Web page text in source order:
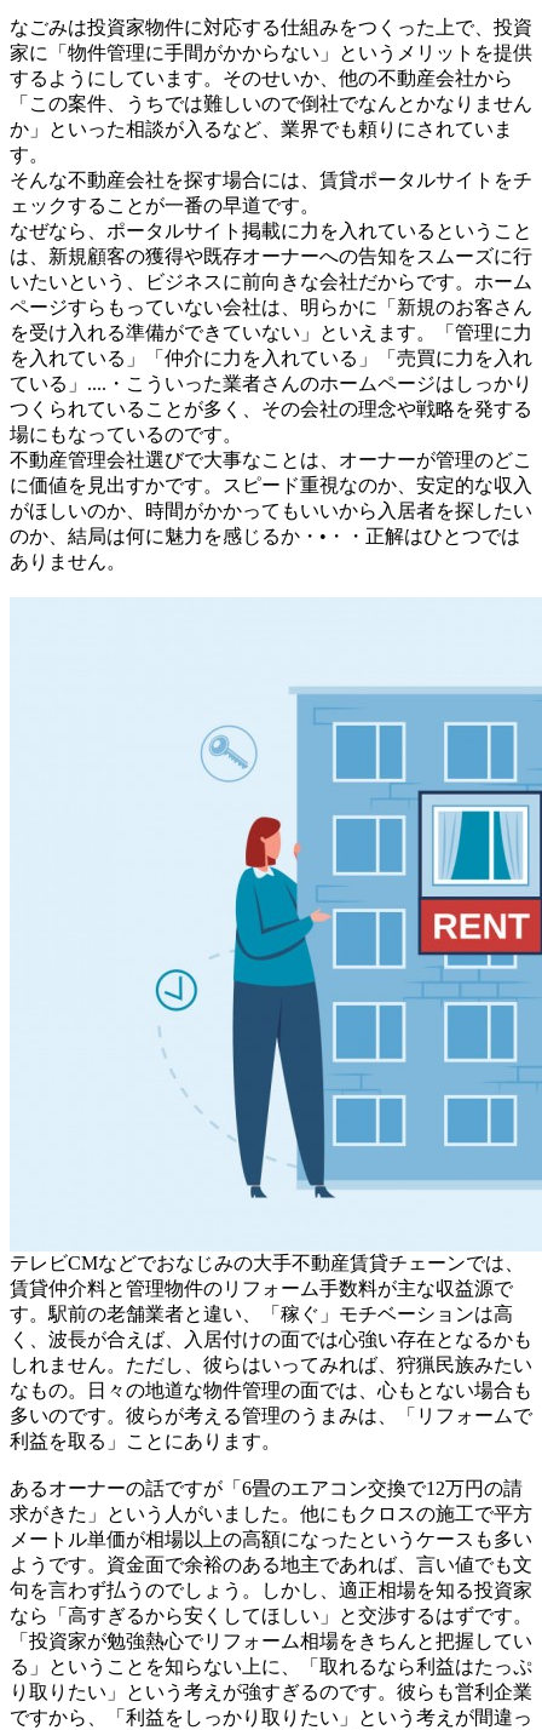
なごみは投資家物件に対応する仕組みをつくった上で、投資
家に「物件管理に手間がかからない」というメリットを提供
するようにしています。そのせいか、他の不動産会社から
「この案件、うちでは難しいので倒社でなんとかなりません
か」といった相談が入るなど、業界でも頼りにされていま
す。
そんな不動産会社を探す場合には、賃貸ポータルサイトをチ
ェックすることが一番の早道です。
なぜなら、ポータルサイト掲載に力を入れているということ
は、新規顧客の獲得や既存オーナーへの告知をスムーズに行
いたいという、ビジネスに前向きな会社だからです。ホーム
ページすらもっていない会社は、明らかに「新規のお客さん
を受け入れる準備ができていない」といえます。「管理に力
を入れている」「仲介に力を入れている」「売買に力を入れ
ている」....・こういった業者さんのホームページはしっかり
つくられていることが多く、その会社の理念や戦略を発する
場にもなっているのです。
不動産管理会社選びで大事なことは、オーナーが管理のどこ
に価値を見出すかです。スピード重視なのか、安定的な収入
がほしいのか、時間がかかってもいいから入居者を探したい
のか、結局は何に魅力を感じるか・•・・正解はひとつでは
ありません。
テレビCMなどでおなじみの大手不動産賃貸チェーンでは、
賃貸仲介料と管理物件のリフォーム手数料が主な収益源で
す。駅前の老舗業者と違い、「稼ぐ」モチベーションは高
く、波長が合えば、入居付けの面では心強い存在となるかも
しれません。ただし、彼らはいってみれば、狩猟民族みたい
なもの。日々の地道な物件管理の面では、心もとない場合も
多いのです。彼らが考える管理のうまみは、「リフォームで
利益を取る」ことにあります。
あるオーナーの話ですが「6畳のエアコン交換で12万円の請
求がきた」という人がいました。他にもクロスの施工で平方
メートル単価が相場以上の高額になったというケースも多い
ようです。資金面で余裕のある地主であれば、言い値でも文
句を言わず払うのでしょう。しかし、適正相場を知る投資家
なら「高すぎるから安くしてほしい」と交渉するはずです。
「投資家が勉強熱心でリフォーム相場をきちんと把握してい
る」ということを知らない上に、「取れるなら利益はたっぷ
り取りたい」という考えが強すぎるのです。彼らも営利企業
ですから、「利益をしっかり取りたい」という考えが間違っ